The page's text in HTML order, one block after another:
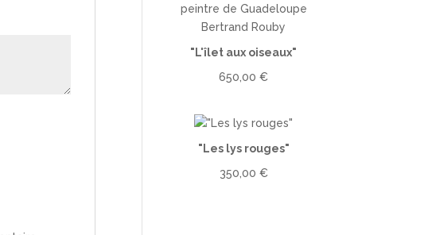
"L'îlet aux oiseaux"
650,00€
"Les lys rouges"
350,00 €